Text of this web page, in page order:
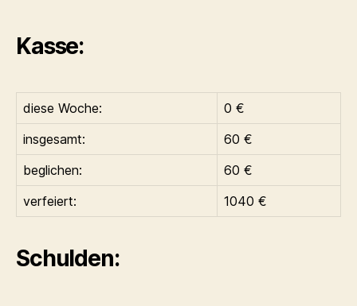
Kasse:
diese Woche:
0 €
insgesamt:
60 €
beglichen:
60 €
verfeiert:
1040 €
Schulden: